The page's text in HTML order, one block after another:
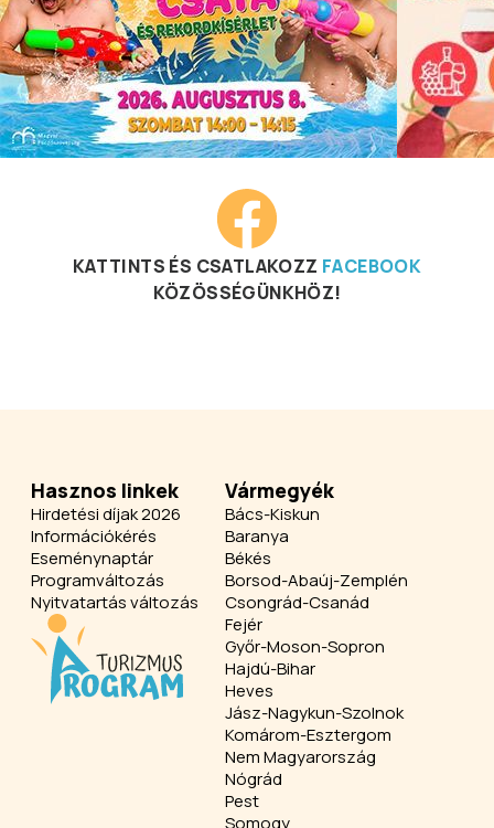
KATTINTS ÉS CSATLAKOZZ FACEBOOK
KÖZÖSSÉGÜNKHÖZ!
Hasznos linkek
Hirdetési díjak 2026
Információkérés
Eseménynaptár
Programváltozás
Nyitvatartás változás
Vármegyék
Bács-Kiskun
Baranya
Békés
Borsod-Abaúj-Zemplén
Csongrád-Csanád
Fejér
Győr-Moson-Sopron
Hajdú-Bihar
Heves
Jász-Nagykun-Szolnok
Komárom-Esztergom
Nem Magyarország
Nógrád
Pest
Somogy